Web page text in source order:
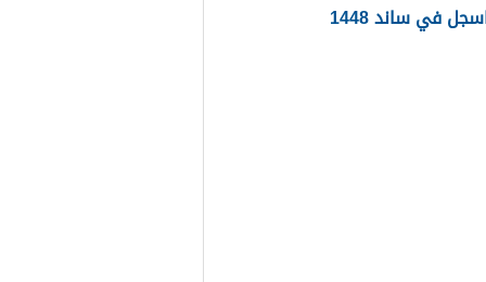
في ساند 1448